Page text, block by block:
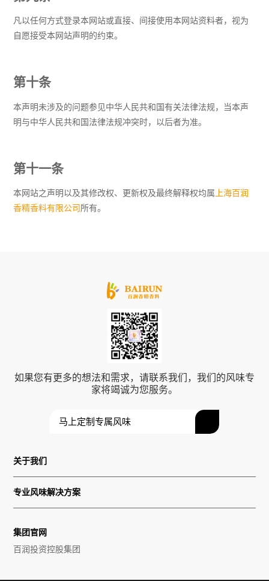
凡以任何方式登录本网站或直接、间接使用本网站资料者，视为
自愿接受本网站声明的约束。
第十条
本声明未涉及的问题参见中华人民共和国有关法律法规，当本声
明与中华人民共和国法律法规冲突时，以后者为准。
第十一条
本网站之声明以及其修改权、更新权及最终解释权均属 上海百润
香精香料有限公司所有。
关于我们
专业风味解决方案
如果您有更多的想法和需求，请联系我们，我们的风味专
家将竭诚为您服务。
马上定制专属风味
集团官网
百润投资控股集团